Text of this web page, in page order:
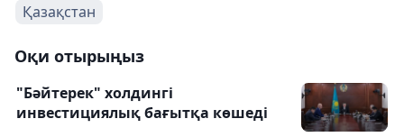
Қазақстан
Оқи отырыңыз
"Бәйтерек" холдингі
инвестициялық бағытқа көшеді